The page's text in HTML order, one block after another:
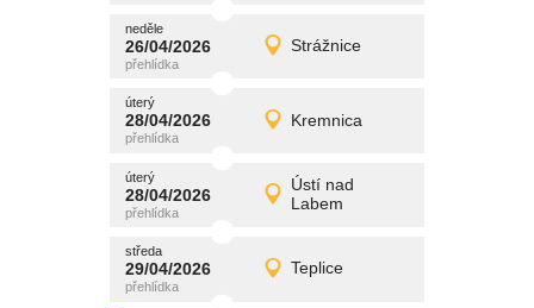
neděle
26/04/2026 Strážnice
neděle
26/04/2026 Detail
promítání
úterý
28/04/2026 Kremnica
úterý
28/04/2026 Detail
promítání
úterý
28/04/2026
Ústí nad
Labem
úterý
28/04/2026 Detail
promítání
středa
29/04/2026 Teplice
středa
29/04/2026 Detail
promítání